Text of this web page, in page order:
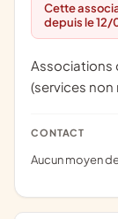
Cette association est cessée au répertoire SIRENE
depuis le 12/
Associations culturelles et socio-éducatives
(services
CONTACT
Aucun moyen